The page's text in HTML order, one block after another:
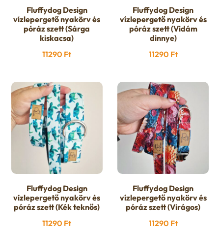
Fluffydog Design
vízlepergető nyakörv és
póráz szett (Sárga
kiskacsa)
11290 Ft
Fluffydog Design
vízlepergető nyakörv és
póráz szett (Vidám
dinnye)
11290 Ft
Fluffydog Design
vízlepergető nyakörv és
póráz szett (Kék teknős)
11290 Ft
Fluffydog Design
vízlepergető nyakörv és
póráz szett (Virágos)
11290 Ft